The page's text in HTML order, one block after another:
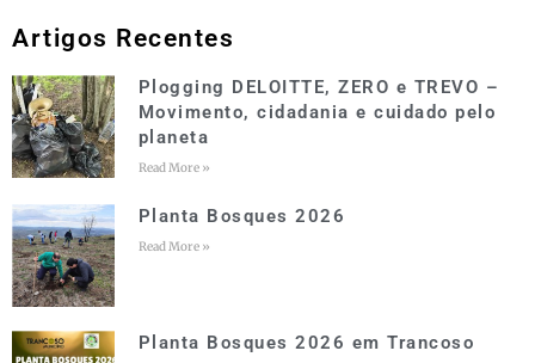
Artigos Recentes
Plogging DELOITTE, ZERO e TREVO –
Movimento, cidadania e cuidado pelo
planeta
Read More »
Planta Bosques 2026
Read More »
Planta Bosques 2026 em Trancoso